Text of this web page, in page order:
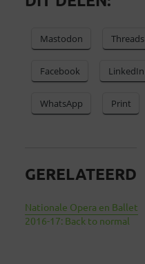
Mastodon Threads
Facebook LinkedIn
WhatsApp Print
GERELATEERD
Nationale Opera en Ballet
2016-17: Back to normal